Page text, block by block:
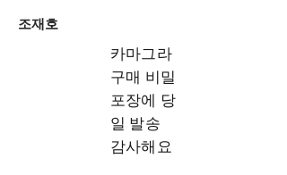
조재호
카마그라
구매 비밀
포장에 당
일 발송
감사해요